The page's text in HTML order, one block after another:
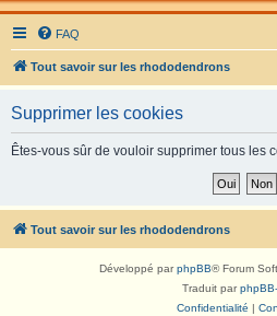
FAQ
Tout savoir sur les rhododendrons
Supprimer les cookies
Êtes-vous sûr de vouloir supprimer tous les
Tout savoir sur les rhododendrons
Développé parphpBB® Forum
Traduit par
Confidentialité |